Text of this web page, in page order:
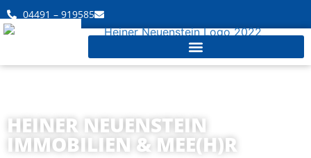
04491 – 919585
HEINER NEUENSTEIN
IMMOBILIEN & MEE(H)R